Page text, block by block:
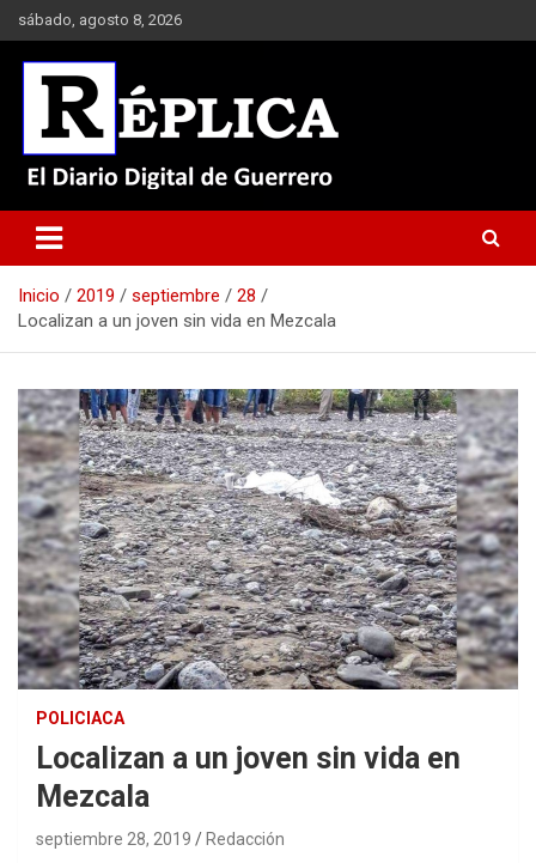
Saltar
al
contenido
sábado, agosto 8, 2026
Réplica
Inicio 2019 septiembre
28
Localizan a un joven sin vida en Mezcala
POLICIACA
Localizan a un joven sin vida en
Mezcala
septiembre 28, 2019 Redacción